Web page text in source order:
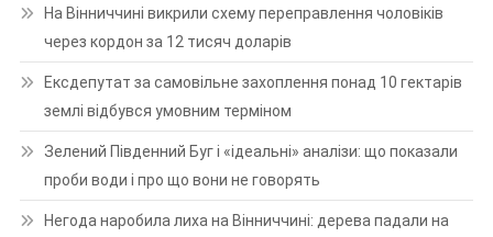
На Вінниччині викрили схему переправлення чоловіків
через кордон за 12 тисяч доларів
Ексдепутат за самовільне захоплення понад 10 гектарів
землі відбувся умовним терміном
Зелений Південний Буг і «ідеальні» аналізи: що показали
проби води і про що вони не говорять
Негода наробила лиха на Вінниччині: дерева падали на